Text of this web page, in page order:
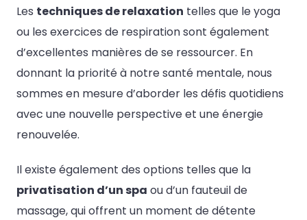
Les techniques de relaxation telles que le yoga
ou les exercices de respiration sont également
d’excellentes manières de se ressourcer. En
donnant la priorité à notre santé mentale, nous
sommes en mesure d’aborder les défis quotidiens
avec une nouvelle perspective et une énergie
renouvelée.
Il existe également des options telles que la
privatisation d’un spa ou d’un fauteuil de
massage, qui offrent un moment de détente